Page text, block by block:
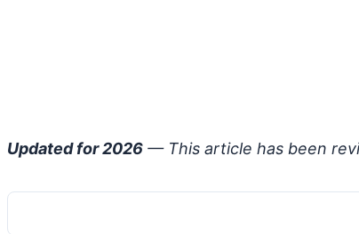
Updated for 2026 — This article has been